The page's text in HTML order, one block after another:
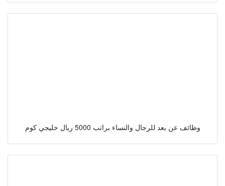
وظائف عن بعد للرجال والنساء براتب 5000 ريال خليجي كوم